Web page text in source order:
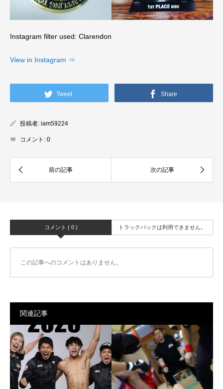
Instagram filter used: Clarendon
View in Instagram ⇒
Tweet Share
投稿者: iam59224
コメント: 0
コメント ( 0 ) トラックバックは利用できません。
この記事へのコメントはありません。
関連記事